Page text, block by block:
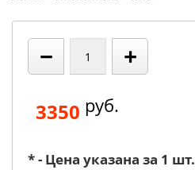
− +
3350 руб.
* - Цена указана за 1 шт.